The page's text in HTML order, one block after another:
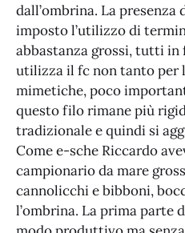
dall’ombrina. La presenza
imposto l’utilizzo di
abbastanza grossi, tutti
utilizza il fc non tanto per
mimetiche, poco
questo filo rimane più
tradizionale e quindi si
Come e-sche Riccardo
campionario da mare
cannolicchi e bibboni,
l’ombrina. La prima parte